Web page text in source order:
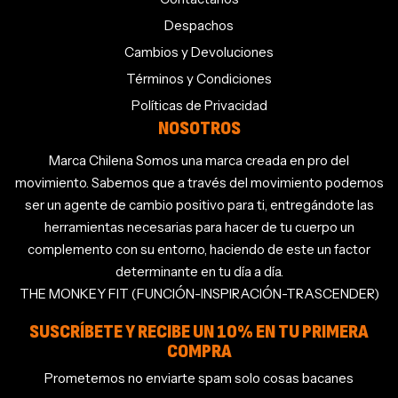
Despachos
Cambios y Devoluciones
Términos y Condiciones
Políticas de Privacidad
NOSOTROS
Marca Chilena Somos una marca creada en pro del
movimiento. Sabemos que a través del movimiento podemos
ser un agente de cambio positivo para ti, entregándote las
herramientas necesarias para hacer de tu cuerpo un
complemento con su entorno, haciendo de este un factor
determinante en tu día a día.
THE MONKEY FIT (FUNCIÓN-INSPIRACIÓN-TRASCENDER)
SUSCRÍBETE Y RECIBE UN 10% EN TU PRIMERA
COMPRA
Prometemos no enviarte spam solo cosas bacanes